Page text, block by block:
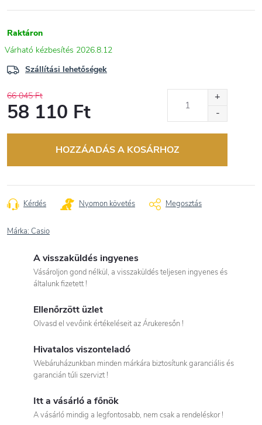
Raktáron
2026.8.12
Szállítási lehetőségek
66 045 Ft
58 110 Ft
HOZZÁADÁS A KOSÁRHOZ
Kérdés Nyomon követés Megosztás
Márka: Casio
A visszaküldés ingyenes
Vásároljon gond nélkül, a visszaküldés teljesen ingyenes és
általunk fizetett !
Ellenőrzött üzlet
Olvasd el vevőink értékeléseit az Árukeresőn !
Hivatalos viszonteladó
Webáruházunkban minden márkára biztosítunk garanciális és
garancián túli szervizt !
Itt a vásárló a főnök
A vásárló mindig a legfontosabb, nem csak a rendeléskor !